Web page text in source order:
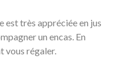
est très appréciée en jus
un encas. En
vous régaler.